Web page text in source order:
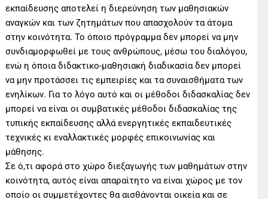
εκπαίδευσης αποτελεί η διερεύνηση των μαθησιακών
αναγκών και των ζητημάτων που απασχολούν τα άτομα
στην κοινότητα. Το όποιο πρόγραμμα δεν μπορεί να μην
συνδιαμορφωθεί με τους ανθρώπους, μέσω του διαλόγου,
ενώ η όποια διδακτικο-μαθησιακή διαδικασία δεν μπορεί
να μην προτάσσει τις εμπειρίες και τα συναισθήματα των
ενηλίκων. Για το λόγο αυτό και οι μέθοδοι διδασκαλίας δεν
μπορεί να είναι οι συμβατικές μέθοδοι διδασκαλίας της
τυπικής εκπαίδευσης αλλά ενεργητικές εκπαιδευτικές
τεχνικές κι εναλλακτικές μορφές επικοινωνίας και
μάθησης.
Σε ό,τι αφορά στο χώρο διεξαγωγής των μαθημάτων στην
κοινότητα, αυτός είναι απαραίτητο να είναι χώρος με τον
οποίο οι συμμετέχοντες θα αισθάνονται οικεία και σε